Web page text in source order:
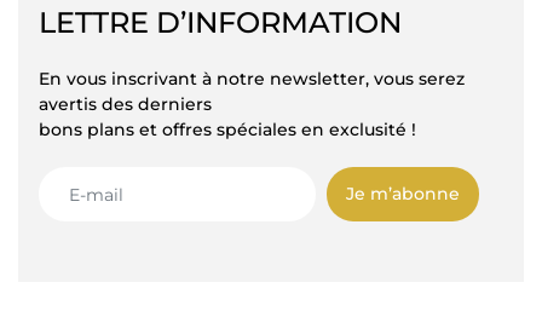
LETTRE D’INFORMATION
En vous inscrivant à notre newsletter, vous serez
avertis des derniers
bons plans et offres spéciales en exclusité !
Je m’abonne